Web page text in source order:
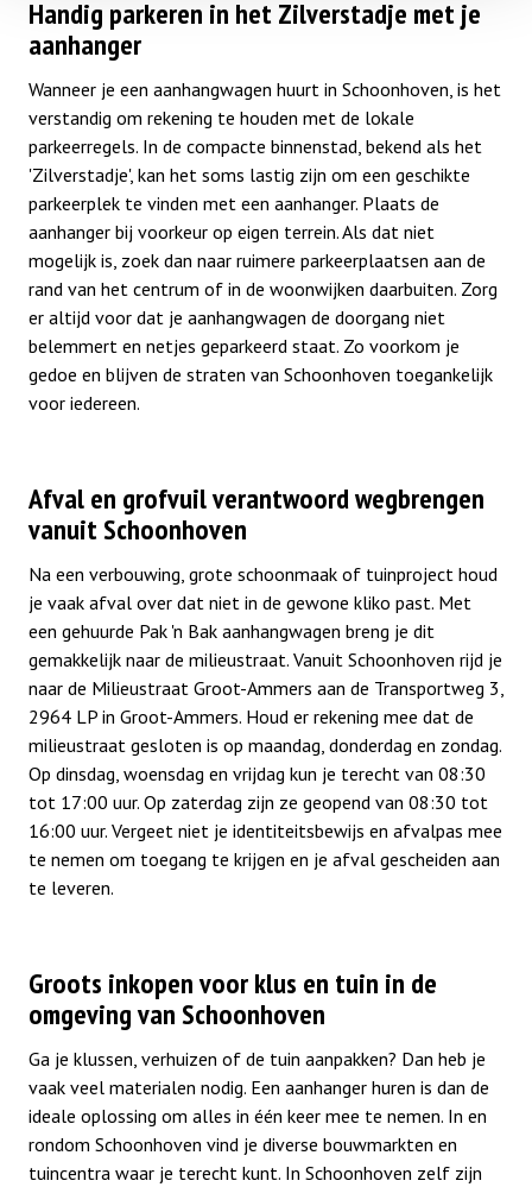
Handig parkeren in het Zilverstadje met je
aanhanger
Wanneer je een aanhangwagen huurt in Schoonhoven, is het
verstandig om rekening te houden met de lokale
parkeerregels. In de compacte binnenstad, bekend als het
'Zilverstadje', kan het soms lastig zijn om een geschikte
parkeerplek te vinden met een aanhanger. Plaats de
aanhanger bij voorkeur op eigen terrein. Als dat niet
mogelijk is, zoek dan naar ruimere parkeerplaatsen aan de
rand van het centrum of in de woonwijken daarbuiten. Zorg
er altijd voor dat je aanhangwagen de doorgang niet
belemmert en netjes geparkeerd staat. Zo voorkom je
gedoe en blijven de straten van Schoonhoven toegankelijk
voor iedereen.
Afval en grofvuil verantwoord wegbrengen
vanuit Schoonhoven
Na een verbouwing, grote schoonmaak of tuinproject houd
je vaak afval over dat niet in de gewone kliko past. Met
een gehuurde Pak 'n Bak aanhangwagen breng je dit
gemakkelijk naar de milieustraat. Vanuit Schoonhoven rijd je
naar de Milieustraat Groot-Ammers aan de Transportweg 3,
2964 LP in Groot-Ammers. Houd er rekening mee dat de
milieustraat gesloten is op maandag, donderdag en zondag.
Op dinsdag, woensdag en vrijdag kun je terecht van 08:30
tot 17:00 uur. Op zaterdag zijn ze geopend van 08:30 tot
16:00 uur. Vergeet niet je identiteitsbewijs en afvalpas mee
te nemen om toegang te krijgen en je afval gescheiden aan
te leveren.
Groots inkopen voor klus en tuin in de
omgeving van Schoonhoven
Ga je klussen, verhuizen of de tuin aanpakken? Dan heb je
vaak veel materialen nodig. Een aanhanger huren is dan de
ideale oplossing om alles in één keer mee te nemen. In en
rondom Schoonhoven vind je diverse bouwmarkten en
tuincentra waar je terecht kunt. In Schoonhoven zelf zijn